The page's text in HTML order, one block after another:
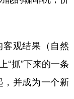
江苏
江西
湖南
观结果（自然
“抓”下来的一条
，并成为一个新